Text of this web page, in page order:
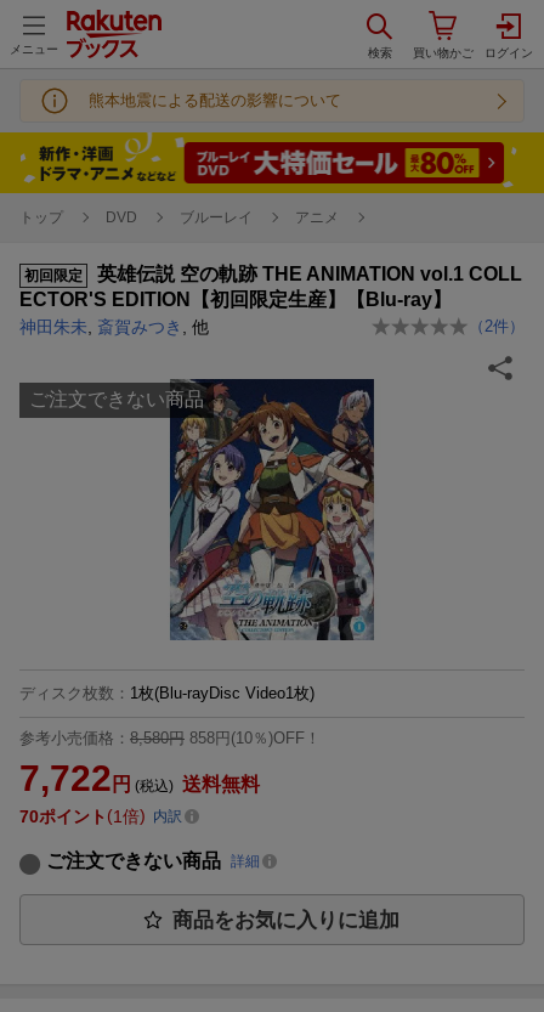
メニュー
熊本地震による配送の影響について
トップ DVD ブルーレイ アニメ
初回限定
英雄伝説 空の軌跡 THE ANIMATION vol.1 COLL
ECTOR'S EDITION【初回限定生産】【Blu-ray】
神田朱未 斎賀みつき , 他 （ 2件）
ご注文できない商品
ディスク枚数 ： 1枚(Blu-rayDisc Video1枚)
参考小売価格： 8,580円 858円(10％)OFF！
7,722 円 (税込) 送料無料
70ポイント 1倍 内訳
ご注文できない商品 詳細
商品をお気に入りに追加